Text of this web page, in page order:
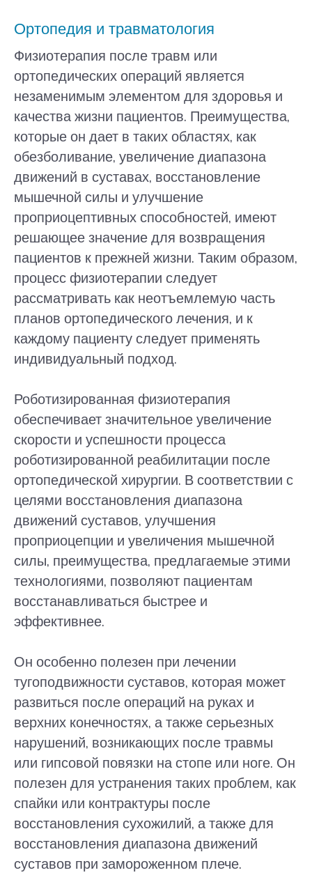
Ортопедия и травматология
Физиотерапия после травм или
ортопедических операций является
незаменимым элементом для здоровья и
качества жизни пациентов. Преимущества,
которые он дает в таких областях, как
обезболивание, увеличение диапазона
движений в суставах, восстановление
мышечной силы и улучшение
проприоцептивных способностей, имеют
решающее значение для возвращения
пациентов к прежней жизни. Таким образом,
процесс физиотерапии следует
рассматривать как неотъемлемую часть
планов ортопедического лечения, и к
каждому пациенту следует применять
индивидуальный подход.
Роботизированная физиотерапия
обеспечивает значительное увеличение
скорости и успешности процесса
роботизированной реабилитации после
ортопедической хирургии. В соответствии с
целями восстановления диапазона
движений суставов, улучшения
проприоцепции и увеличения мышечной
силы, преимущества, предлагаемые этими
технологиями, позволяют пациентам
восстанавливаться быстрее и
эффективнее.
Он особенно полезен при лечении
тугоподвижности суставов, которая может
развиться после операций на руках и
верхних конечностях, а также серьезных
нарушений, возникающих после травмы
или гипсовой повязки на стопе или ноге. Он
полезен для устранения таких проблем, как
спайки или контрактуры после
восстановления сухожилий, а также для
восстановления диапазона движений
суставов при замороженном плече.